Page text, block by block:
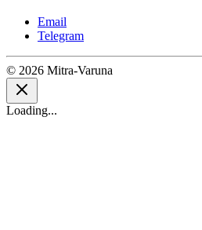
Email
Telegram
© 2026 Mitra-Varuna
Loading...